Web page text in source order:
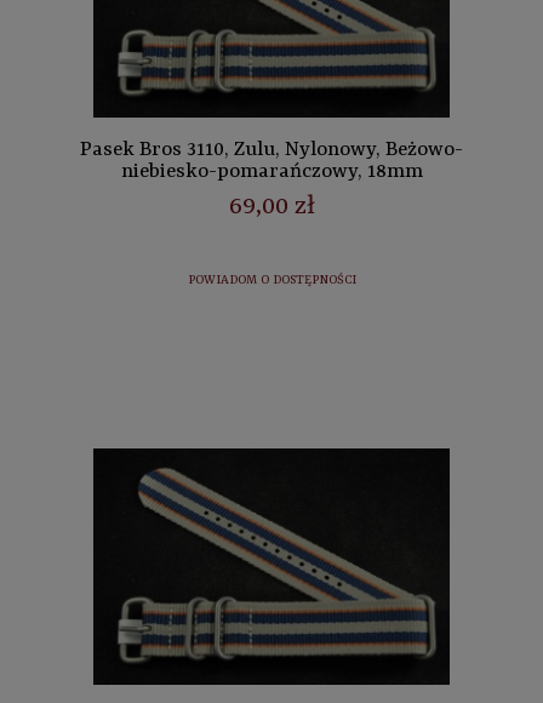
Pasek Bros 3110, Zulu, Nylonowy, Beżowo-
niebiesko-pomarańczowy, 18mm
69,00 zł
POWIADOM O DOSTĘPNOŚCI